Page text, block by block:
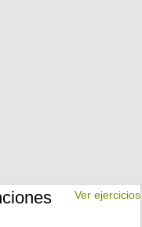
Ver ejercicios